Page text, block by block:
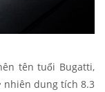
tên tuổi Bugatti,
nhiên dung tích 8.3